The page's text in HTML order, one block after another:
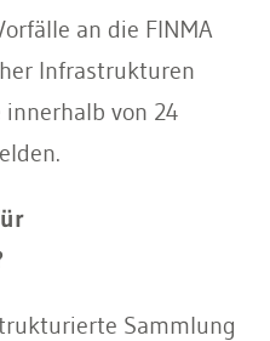
an die FINMA
Infrastrukturen
innerhalb von 24
Sammlung